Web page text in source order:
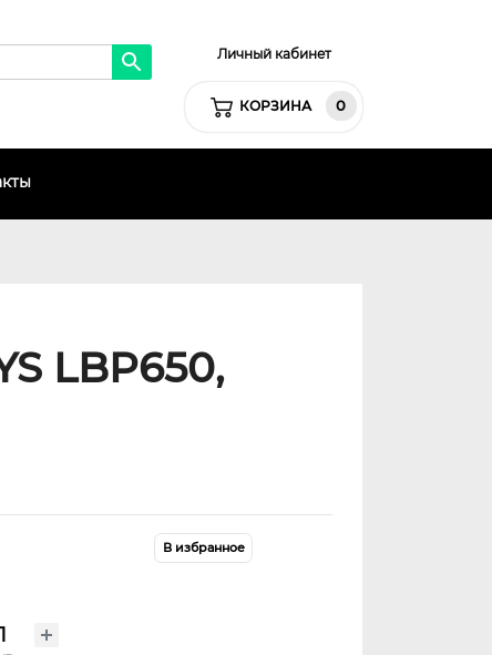
Личный кабинет
КОРЗИНА 0
LBP650,
В избранное